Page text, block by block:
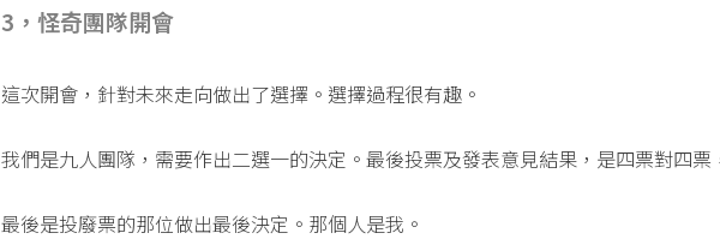
3，怪奇團隊開會
這次開會，針對未來走向做出了選擇。選擇過程很有趣。
我們是九人團隊，需要作出二選一的決定。最後投票及發表意見結果，是四票對四票
最後是投廢票的那位做出最後決定。那個人是我。